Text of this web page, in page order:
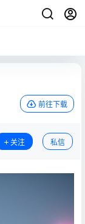
前往下载
关注 私信